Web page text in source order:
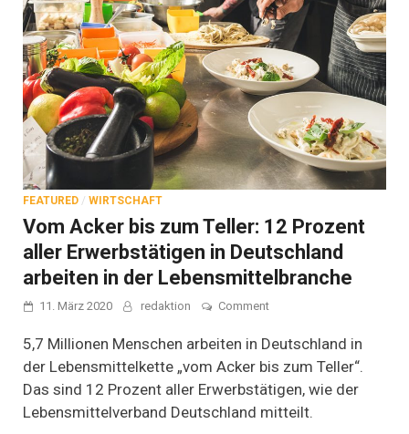
FEATURED / WIRTSCHAFT
Vom Acker bis zum Teller: 12 Prozent
aller Erwerbstätigen in Deutschland
arbeiten in der Lebensmittelbranche
11. März 2020 redaktion Commenton
Acker
zum
Teller:
12
Prozent
5,7 Millionen Menschen arbeiten in Deutschland in
der Lebensmittelkette „vom Acker bis zum Teller“.
Das sind 12 Prozent aller Erwerbstätigen, wie der
Lebensmittelverband Deutschland mitteilt.